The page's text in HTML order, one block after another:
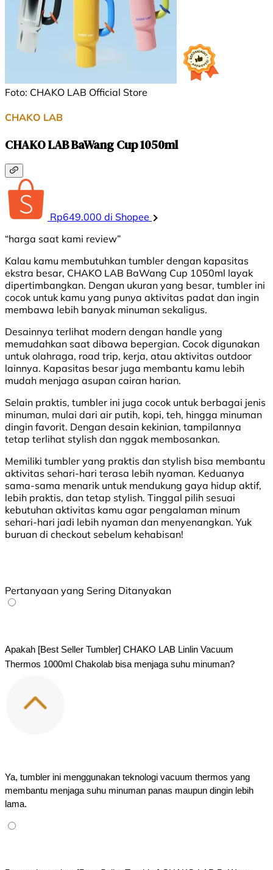
Foto: CHAKO LAB Official Store
CHAKO LAB
CHAKO LAB BaWang Cup 1050ml
Rp649.000 di Shopee
“harga saat kami review”
Kalau kamu membutuhkan tumbler dengan kapasitas
ekstra besar, CHAKO LAB BaWang Cup 1050ml layak
dipertimbangkan. Dengan ukuran yang besar, tumbler ini
cocok untuk kamu yang punya aktivitas padat dan ingin
membawa lebih banyak minuman sekaligus.
Desainnya terlihat modern dengan handle yang
memudahkan saat dibawa bepergian. Cocok digunakan
untuk olahraga, road trip, kerja, atau aktivitas outdoor
lainnya. Kapasitas besar juga membantu kamu lebih
mudah menjaga asupan cairan harian.
Selain praktis, tumbler ini juga cocok untuk berbagai jenis
minuman, mulai dari air putih, kopi, teh, hingga minuman
dingin favorit. Dengan desain kekinian, tampilannya
tetap terlihat stylish dan nggak membosankan.
Memiliki tumbler yang praktis dan stylish bisa membantu
aktivitas sehari-hari terasa lebih nyaman. Keduanya
sama-sama menarik untuk mendukung gaya hidup aktif,
lebih praktis, dan tetap stylish. Tinggal pilih sesuai
kebutuhan aktivitas kamu agar pengalaman minum
sehari-hari jadi lebih nyaman dan menyenangkan. Yuk
buruan di checkout sebelum kehabisan!
Pertanyaan yang Sering Ditanyakan
Apakah [Best Seller Tumbler] CHAKO LAB Linlin Vacuum
Thermos 1000ml Chakolab bisa menjaga suhu minuman?
Ya, tumbler ini menggunakan teknologi vacuum thermos yang
membantu menjaga suhu minuman panas maupun dingin lebih
lama.